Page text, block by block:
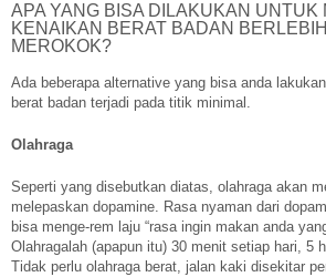
APA YANG BISA DILAKUKAN UNTUK
KENAIKAN BERAT BADAN
MEROKOK?
Ada beberapa alternative yang bisa anda
berat badan terjadi pada titik minimal.
Olahraga
Seperti yang disebutkan diatas, olahraga akan
melepaskan dopamine. Rasa nyaman dari
bisa menge-rem laju “rasa ingin makan anda
Olahragalah (apapun itu) 30 menit setiap hari, 5
Tidak perlu olahraga berat, jalan kaki disekitar